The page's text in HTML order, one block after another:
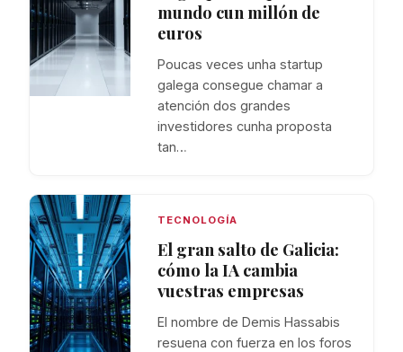
mundo cun millón de
euros
Poucas veces unha startup
galega consegue chamar a
atención dos grandes
investidores cunha proposta
tan…
TECNOLOGÍA
El gran salto de Galicia:
cómo la IA cambia
vuestras empresas
El nombre de Demis Hassabis
resuena con fuerza en los foros